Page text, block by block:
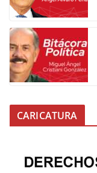
CARICATURA